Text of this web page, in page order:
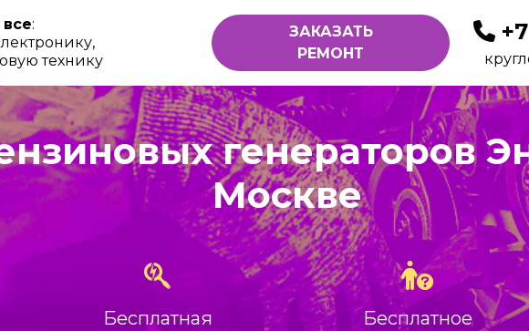
:
технику
ЗАКАЗАТЬ
РЕМОНТ
генераторов
Москве
Бесплатная
Бесплатное